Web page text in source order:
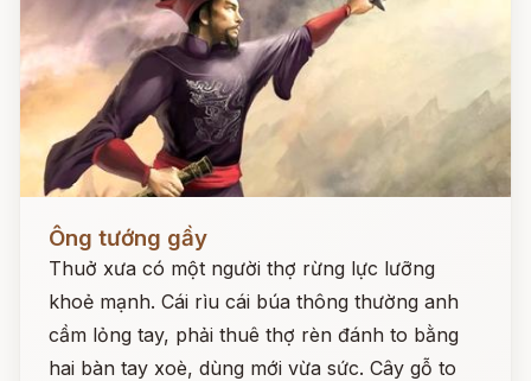
Đọc ngay
Ông tướng gầy
Thuở xưa có một người thợ rừng lực lưỡng
khoẻ mạnh. Cái rìu cái búa thông thường anh
cầm lỏng tay, phải thuê thợ rèn đánh to bằng
hai bàn tay xoè, dùng mới vừa sức. Cây gỗ to